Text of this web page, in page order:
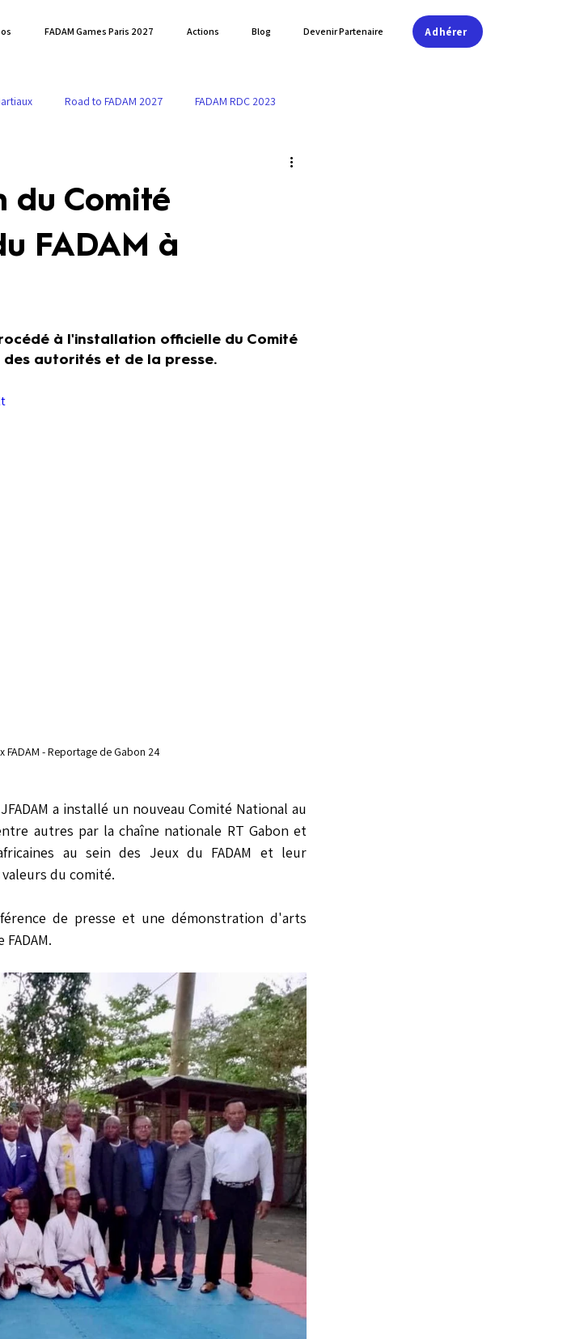
FADAM Games Paris 2027 Actions Blog Devenir Partenaire Adhérer
Road to FADAM 2027 FADAM RDC 2023
du Comité
FADAM à
à l'installation officielle du Comité
autorités et de la presse.
FADAM - Reportage de Gabon 24
a installé un nouveau Comité National au
autres par la chaîne nationale RT Gabon et
au sein des Jeux du FADAM et leur
du comité.
de presse et une démonstration d'arts